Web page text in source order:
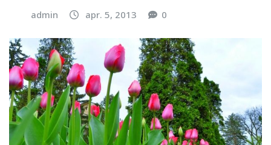
admin apr. 5, 2013 0